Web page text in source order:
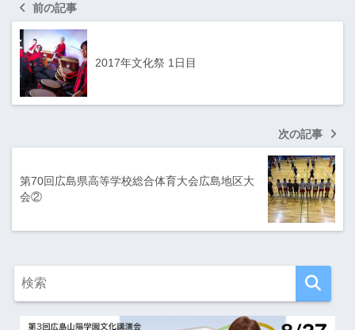
前の記事
2017年文化祭 1日目
次の記事
第70回広島県高等学校総合体育大会広島地区大
会②